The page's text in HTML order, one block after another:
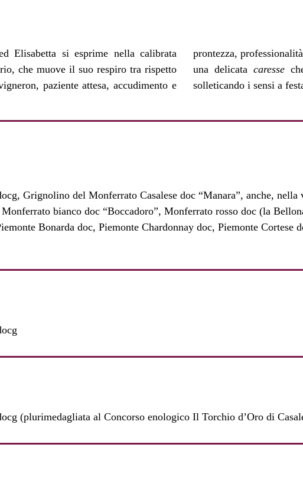
Elisabetta si esprime nella calibrata
che muove il suo respiro tra rispetto
paziente attesa, accudimento e
vite, dell’uva e del vino; il tutto, in
una delicata caresse
solleticando i sensi a
Grignolino del Monferrato Casalese doc “Manara”, anche, nella
bianco doc “Boccadoro”, Monferrato rosso doc (la
Bonarda doc, Piemonte Chardonnay doc, Piemonte Cortese
(plurimedagliata al Concorso enologico Il Torchio d’Oro di